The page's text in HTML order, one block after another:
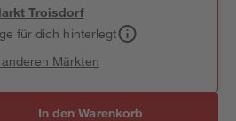
Troisdorf
für dich hinterlegt
Märkten
In den Warenkorb